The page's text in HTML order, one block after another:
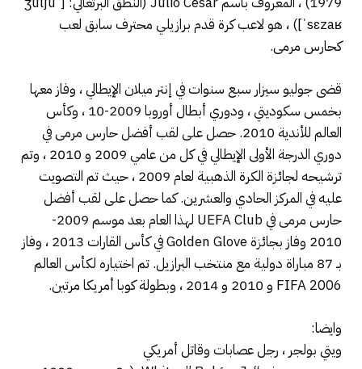
ˈsɛzaʁ]) ، هو لاعب كرة قدم برازيلي محترف سابق لعب
كحارس مرمى.
قضى جوليو سيزار سبع سنوات في إنتر ميلان الإيطالي ، وفاز معها
بخمس سكوديتي ، ودوري أبطال أوروبا 2009-10 ، وكأس
العالم للأندية 2010. حصل على لقب أفضل حارس مرمى في
دوري الدرجة الأولى الإيطالي في كل من عامي 2009 و 2010 ، وتم
ترشيحه لجائزة الكرة الذهبية لعام 2009 ، حيث تم التصويت
عليه في المركز الحادي والعشرين. كما حصل على لقب أفضل
حارس مرمى في UEFA Club لهذا العام بعد موسم 2009-
2010 وفاز بجائزة Golden Glove في كأس القارات 2013 ، وفاز
بـ 87 مباراة دولية مع منتخب البرازيل. تم اختياره لكأس العالم
FIFA 2006 و 2010 و 2014 ، وبطولة كوبا أمريكا مرتين.
وايضا:
ويتي بولجر ، رجل عصابات وقاتل أمريكي